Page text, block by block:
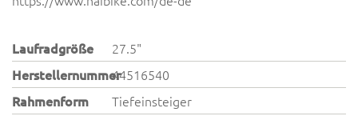
Laufradgröße
27.5"
Herstellernummer44516540
Rahmenform
Tiefeinsteiger